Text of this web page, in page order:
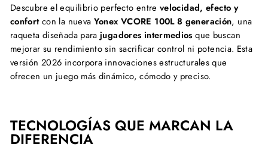
Descubre el equilibrio perfecto entre velocidad, efecto y
confortcon la nueva Yonex VCORE 100L 8 generación, una
raqueta diseñada parajugadores intermedios que buscan
mejorar su rendimiento sin sacrificar control ni potencia. Esta
versión 2026 incorpora innovaciones estructurales que
ofrecen un juego más dinámico, cómodo y preciso.
TECNOLOGÍAS QUE MARCAN LA
DIFERENCIA